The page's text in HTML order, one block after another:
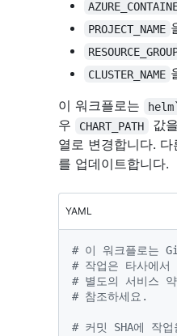
PROJECT_NAME
CLUSTER_NAME
이 워크플로는
우
CHART_PATH 값
열로 변경합니다.
를 업데이트합니다.
YAML
# 이 워크플로는
# 작업은 타사에서
# 별도의 서비스
# 참조하세요.
# 커밋 SHA에 작